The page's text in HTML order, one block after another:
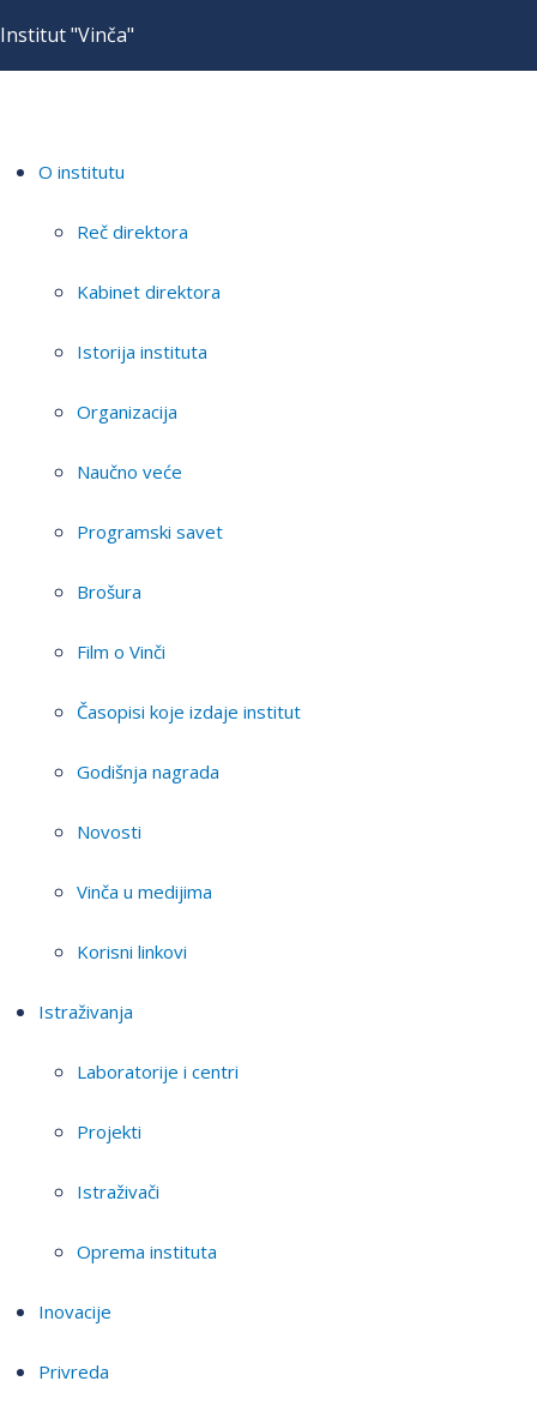
Institut "Vinča"
O institutu
Reč direktora
Kabinet direktora
Istorija instituta
Organizacija
Naučno veće
Programski savet
Brošura
Film o Vinči
Časopisi koje izdaje institut
Godišnja nagrada
Novosti
Vinča u medijima
Korisni linkovi
Istraživanja
Laboratorije i centri
Projekti
Istraživači
Oprema instituta
Inovacije
Privreda